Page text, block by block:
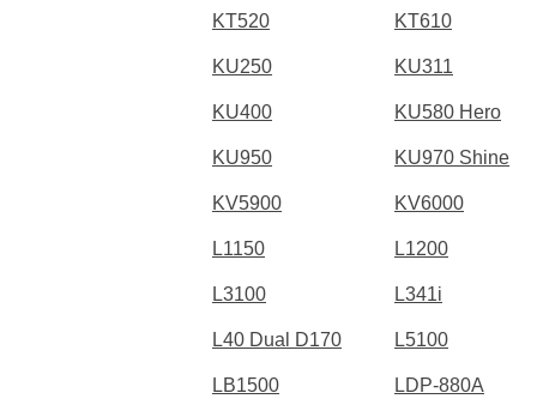
KT520 KT610
KU250 KU311
KU400 KU580 Hero
KU950 KU970 Shine
KV5900 KV6000
L1150 L1200
L3100 L341i
L40 Dual D170 L5100
LB1500 LDP-880A